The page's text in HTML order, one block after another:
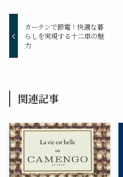
カーテンで節電！快適な暮
らしを実現する十二単の魅
力
関連記事